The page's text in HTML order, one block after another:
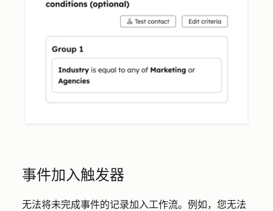
事件加入触发器
无法将未完成事件的记录加入工作流。例如，您无法